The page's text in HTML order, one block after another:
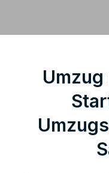
Umzug